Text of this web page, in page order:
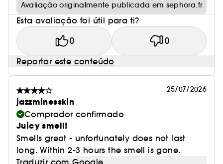
Avaliação originalmente publicada em sephora.fr
Esta avaliação foi útil para ti?
0 0
Reportar este conteúdo
25/07/2026
jazzminesskin
Comprador confirmado
Juicy smell!
Smells great - unfortunately does not last
long. Within 2-3 hours the smell is gone.
Traduzir com Google